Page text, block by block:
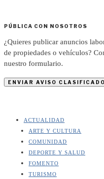
PÚBLICA CON NOSOTROS
¿Quieres publicar anuncios
de propiedades o vehículos?
nuestro formulario.
ENVIAR AVISO CLASIFICADO
ACTUALIDAD
ARTE Y CULTURA
COMUNIDAD
DEPORTE Y SALUD
FOMENTO
TURISMO